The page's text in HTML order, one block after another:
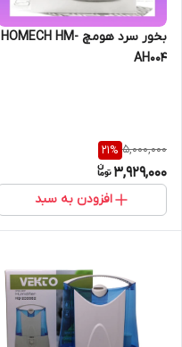
بخور سرد هومچ HOMECH HM-
AH004
5,000,000
21%
3,929,000
افزودن به سبد